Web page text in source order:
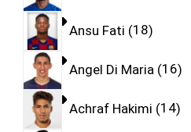
Ansu Fati 18
Angel Di Maria 16
Achraf Hakimi 14